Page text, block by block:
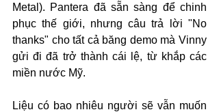
Metal). Pantera đã sẵn sàng để chinh
phục thế giới, nhưng câu trả lời "No
thanks" cho tất cả băng demo mà Vinny
gửi đi đã trở thành cái lệ, từ khắp các
miền nước Mỹ.
Liệu có bao nhiêu người sẽ vẫn muốn